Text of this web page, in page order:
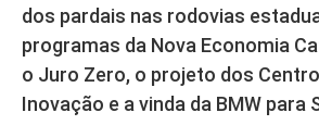
dos pardais nas rodovias
programas da Nova Economia
o Juro Zero, o projeto dos
Inovação e a vinda da BMW para